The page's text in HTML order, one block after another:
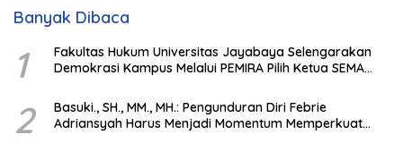
Banyak Dibaca
1
Fakultas Hukum Universitas Jayabaya Selengarakan
Demokrasi Kampus Melalui PEMIRA Pilih Ketua SEMA
2
Basuki., SH., MM., MH.: Pengunduran Diri Febrie
Adriansyah Harus Menjadi Momentum Memperkuat